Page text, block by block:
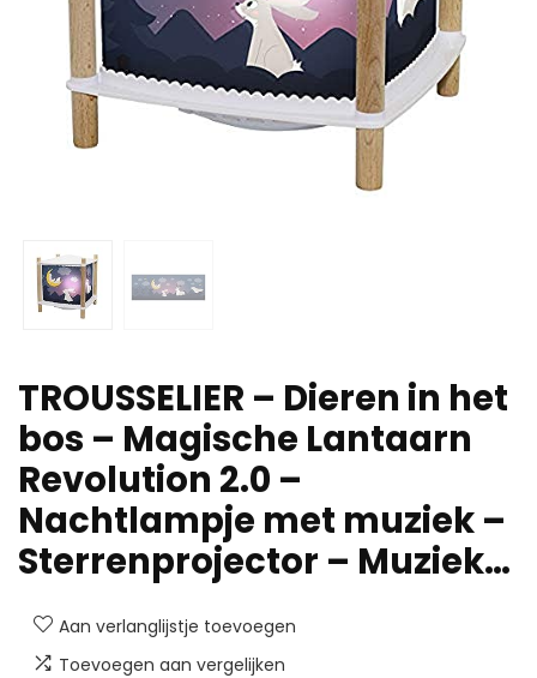
TROUSSELIER – Dieren in het
bos – Magische Lantaarn
Revolution 2.0 –
Nachtlampje met muziek –
Sterrenprojector – Muziek…
Aan verlanglijstje toevoegen
Toevoegen aan vergelijken